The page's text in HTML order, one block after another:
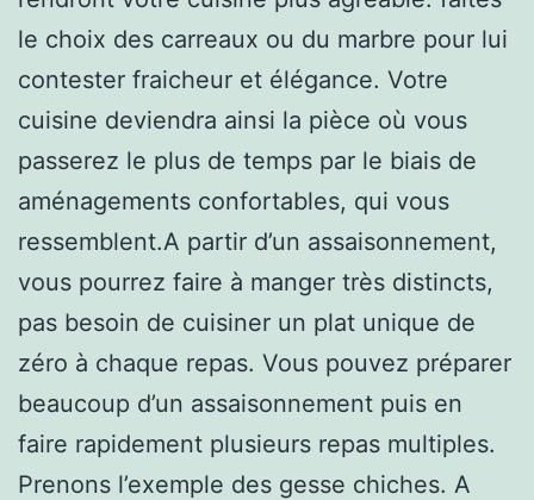
le choix des carreaux ou du marbre pour lui
contester fraicheur et élégance. Votre
cuisine deviendra ainsi la pièce où vous
passerez le plus de temps par le biais de
aménagements confortables, qui vous
ressemblent.A partir d’un assaisonnement,
vous pourrez faire à manger très distincts,
pas besoin de cuisiner un plat unique de
zéro à chaque repas. Vous pouvez préparer
beaucoup d’un assaisonnement puis en
faire rapidement plusieurs repas multiples.
Prenons l’exemple des gesse chiches. A